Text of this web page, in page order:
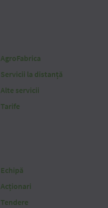
AgroFabrica
Servicii la distanță
Alte servicii
Tarife
Echipă
Acționari
Tendere